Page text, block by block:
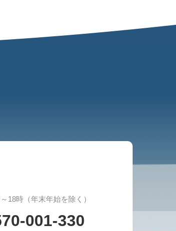
18時（年末年始を除く）
001-330